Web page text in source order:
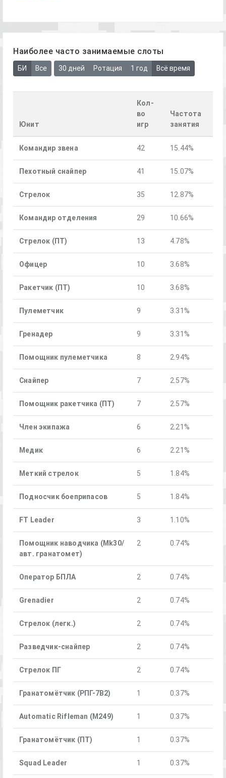
Наиболее часто занимаемые слоты
БИ Все 30 дней Ротация 1 год Всё время
Юнит
Кол-
во
игр
Частота
занятия
Командир звена 42 15.44%
Пехотный снайпер 41 15.07%
Стрелок 35 12.87%
Командир отделения 29 10.66%
Стрелок (ПТ) 13 4.78%
Офицер 10 3.68%
Ракетчик (ПТ) 10 3.68%
Пулеметчик 9 3.31%
Гренадер 9 3.31%
Помощник пулеметчика 8 2.94%
Снайпер 7 2.57%
Помощник ракетчика (ПТ) 7 2.57%
Член экипажа 6 2.21%
Медик 6 2.21%
Меткий стрелок 5 1.84%
Подносчик боеприпасов 5 1.84%
FT Leader 3 1.10%
Помощник наводчика (Mk30/
авт. гранатомет)
2 0.74%
Оператор БПЛА 2 0.74%
Grenadier 2 0.74%
Стрелок (легк.) 2 0.74%
Разведчик-снайпер 2 0.74%
Стрелок ПГ 2 0.74%
Гранатомётчик (РПГ-7В2) 1 0.37%
Automatic Rifleman (M249) 1 0.37%
Гранатомётчик (ПТ) 1 0.37%
Squad Leader 1 0.37%